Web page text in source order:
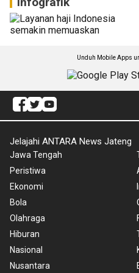
Gula semut Banjarnegara
Festival Lembutan jadi
wadah memperluas pasar
tembakau Temanggung
4 jam lalu
Infografik